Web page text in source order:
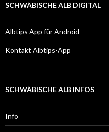
SCHWÄBISCHE ALB DIGITAL
Albtips App für Android
Kontakt Albtips-App
SCHWÄBISCHE ALB INFOS
Info